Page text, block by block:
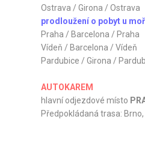
Ostrava / Girona / Ostrava
prodloužení o pobyt u
Praha / Barcelona / Praha
Vídeň / Barcelona / Vídeň
Pardubice / Girona /
AUTOKAREM
hlavní odjezdové místo
Předpokládaná trasa: